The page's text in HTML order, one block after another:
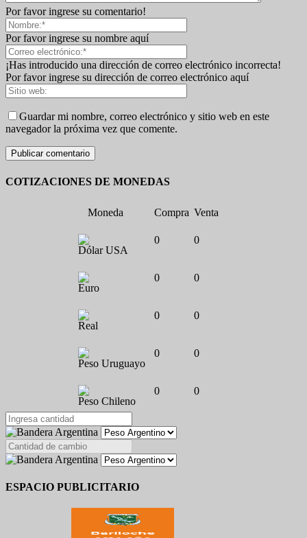
Por favor ingrese su comentario!
Por favor ingrese su nombre aquí
¡Has introducido una dirección de correo electrónico incorrecta!
Por favor ingrese su dirección de correo electrónico aquí
Guardar mi nombre, correo electrónico y sitio web en este
navegador la próxima vez que comente.
COTIZACIONES DE MONEDAS
Moneda Compra Venta
Dólar USA
0 0
Euro
0 0
Real
0 0
Peso Uruguayo
0 0
Peso Chileno
0 0
ESPACIO PUBLICITARIO